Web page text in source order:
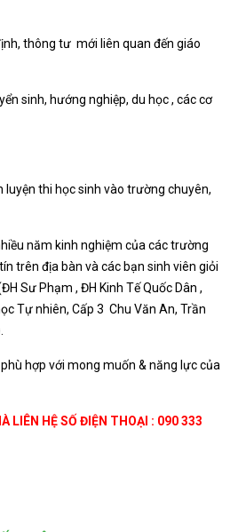
thông tư mới liên quan đến giáo
sinh, hướng nghiệp, du học , các cơ
luyện thi học sinh vào trường chuyên,
năm kinh nghiệm của các trường
trên địa bàn và các bạn sinh viên giỏi
Sư Phạm , ĐH Kinh Tế Quốc Dân ,
Tự nhiên, Cấp 3 Chu Văn An, Trần
hợp với mong muốn & năng lực của
LIÊN HỆ SỐ ĐIỆN THOẠI : 090 333